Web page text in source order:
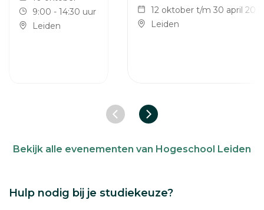
9:00 - 14:30 uur
Leiden
12 oktober t/m 30 april
Leiden
Bekijk alle evenementen van Hogeschool Leiden
Vorige slideVolgende slide
Hulp nodig bij je studiekeuze?